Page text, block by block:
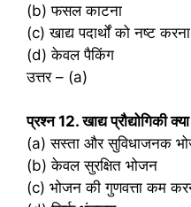
(b) फसल काटना
(c) खाद्य पदार्थों को नष्ट करना
(d) केवल पैकिंग
उत्तर – (a)
प्रश्‍न 12. खाद्य प्रौद्योगिकी
(a) सस्ता और सुविधाजनक
(b) केवल सुरक्षित भोजन
(c) भोजन की गुणवत्ता कम